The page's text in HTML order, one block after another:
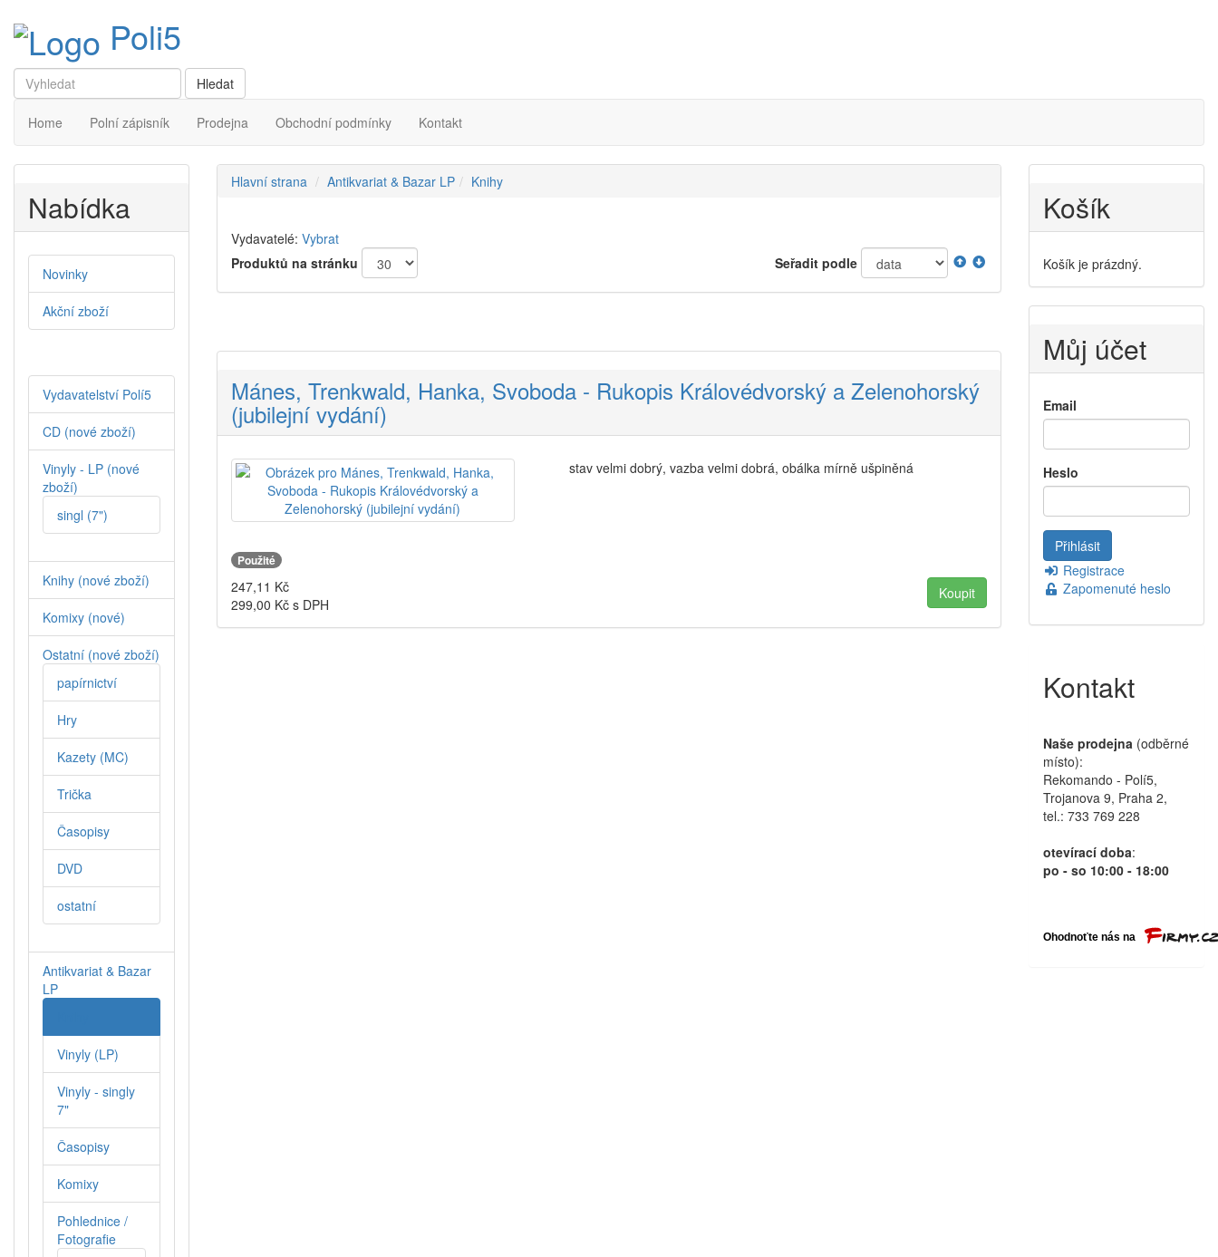
Poli5
Home Polní zápisník Prodejna Obchodní podmínky Kontakt
Hlavní strana Antikvariat & Bazar LP Knihy
Vydavatelé: Vybrat
Produktů na stránku
Seřadit podle
Mánes, Trenkwald, Hanka, Svoboda - Rukopis Královédvorský a Zelenohorský
(jubilejní vydání)
stav velmi dobrý, vazba velmi dobrá, obálka mírně ušpiněná
Použité
247,11 Kč
299,00 Kč s DPH
Nabídka
Novinky
Akční zboží
Vydavatelství Polí5
CD (nové zboží)
Vinyly - LP (nové
zboží)
singl (7")
Knihy (nové zboží)
Komixy (nové)
Ostatní (nové zboží)
papírnictví
Hry
Kazety (MC)
Trička
Časopisy
DVD
ostatní
Antikvariat & Bazar
LP
Vinyly (LP)
Vinyly - singly
7"
Časopisy
Komixy
Pohlednice /
Fotografie
Košík
Košík je prázdný.
Můj účet
Email
Heslo
Registrace
Zapomenuté heslo
Kontakt
Naše prodejna (odběrné
místo):
Rekomando - Polí5,
Trojanova 9, Praha 2,
tel.: 733 769 228
otevírací doba:
po - so 10:00 - 18:00